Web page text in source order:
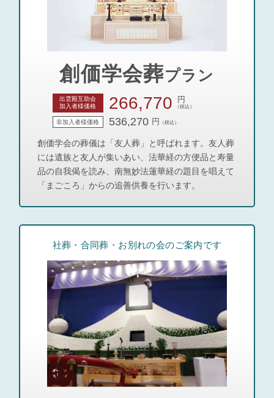
創価学会葬プラン
出雲殿互助会
加入者様価格
266,770 円
（税込）
非加入者様価格 536,270 円 （税込）
創価学会の葬儀は「友人葬」と呼ばれます。友人葬
には遺族と友人が集いあい、法華経の方便品と寿量
品の自我偈を読み、南無妙法蓮華経の題目を唱えて
「まごころ」からの追善供養を行います。
社葬・合同葬・お別れの会のご案内です